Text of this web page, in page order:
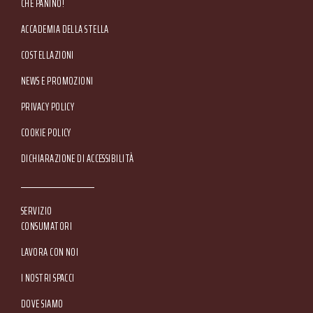
ACCADEMIA DELLA STELLA
COSTELLAZIONI
NEWS E PROMOZIONI
Footer Service Menu
PRIVACY POLICY
COOKIE POLICY
DICHIARAZIONE DI ACCESSIBILITÀ
SERVIZIO
CONSUMATORI
LAVORA CON NOI
I NOSTRI SPACCI
DOVE SIAMO